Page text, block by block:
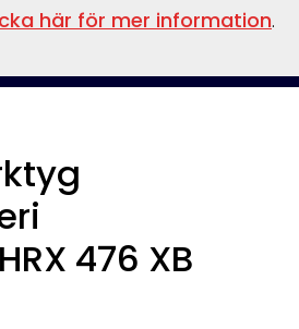
476 XB
här för mer information.